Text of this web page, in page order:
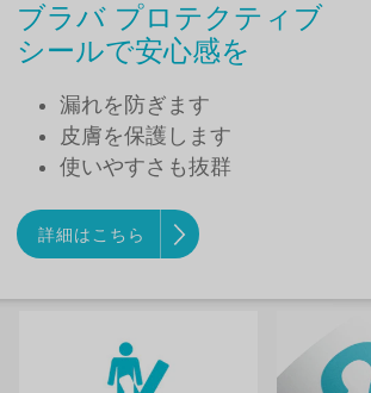
ブラバ プロテクティブ
シールで安心感を
漏れを防ぎます
皮膚を保護します
使いやすさも抜群
詳細はこちら